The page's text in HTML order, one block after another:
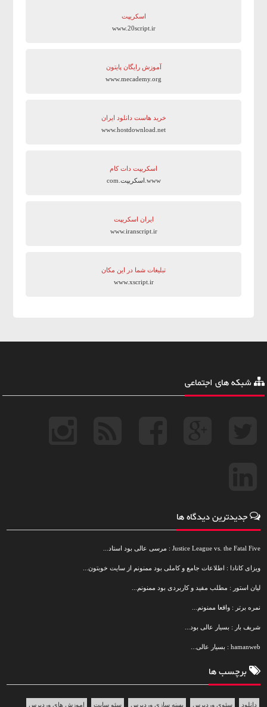
اسکریپت
www.20script.ir
آموزش رایگان پایتون
www.mecademy.org
خرید هاست دانلود ایران
www.hostdownload.net
اسکریپت دات کام
www.اسکریپت.com
ایران اسکریپت
www.iranscript.ir
تبلیغات شما در این مکان
www.xscript.ir
شبکه های اجتماعی
جدیدترین دیدگاه ها
Justice League vs. the Fatal Five : مرسی عالی بود استاد...
ویزای کانادا : اطلاعات جامع و کاملی بود ممنونم از سایت خوبتون...
لیان استور : مطلب مفید و کاربردی بود ممنونم...
نمره برتر : واقعا ممنونم...
شریف بار : بسیار عالی بود...
hamanweb : بسیار عالی...
برچسب ها
دانلود سئوی وردپرس بهینه سازی وردپرس سئو سایت اموزش های وردپرس